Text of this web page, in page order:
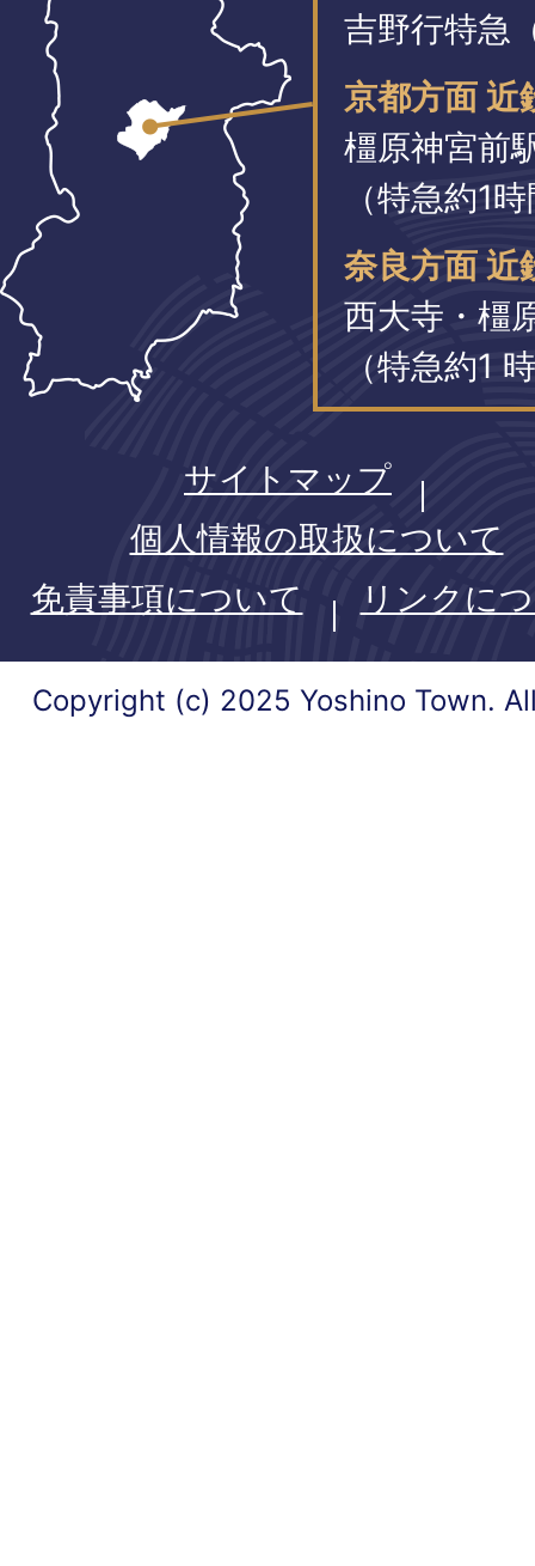
吉野行特急
京都方面 近
橿原神宮前
（特急約1
奈良方面 近
西大寺・橿
（特急約1
サイトマップ
個人情報の取扱について
免責事項について
リンクに
Copyright (c) 2025 Yoshino Town.